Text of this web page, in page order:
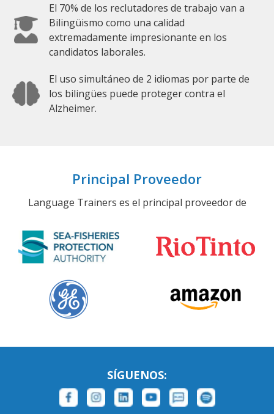
El 70% de los reclutadores de trabajo van a
Bilingüismo como una calidad
extremadamente impresionante en los
candidatos laborales.
El uso simultáneo de 2 idiomas por parte de
los bilingües puede proteger contra el
Alzheimer.
Principal Proveedor
Language Trainers es el principal proveedor de
SÍGUENOS: